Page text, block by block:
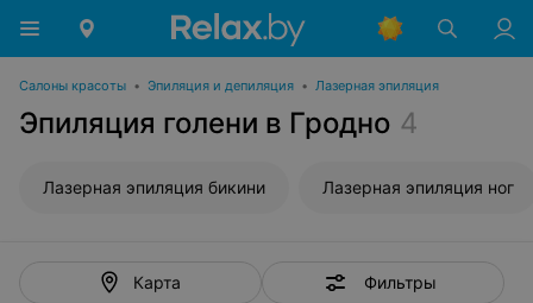
Салоны красоты • Эпиляция и депиляция • Лазерная эпиляция
Эпиляция голени в Гродно 4
Лазерная эпиляция бикини Лазерная эпиляция ног
Карта Фильтры